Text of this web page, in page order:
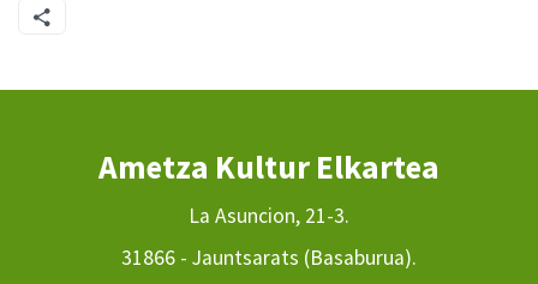
Ametza Kultur Elkartea
La Asuncion, 21-3.
31866 - Jauntsarats (Basaburua).